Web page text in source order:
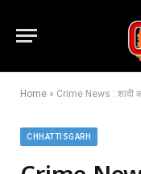
Home » Crime News : शादी की
CHHATTISGARH